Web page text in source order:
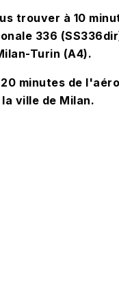
trouver à 10
336
Turin (A4).
20 minutes de
ville de Milan.